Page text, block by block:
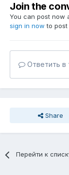
Join the
You can post now
sign in now to post
Ответить в
Share
Перейти к